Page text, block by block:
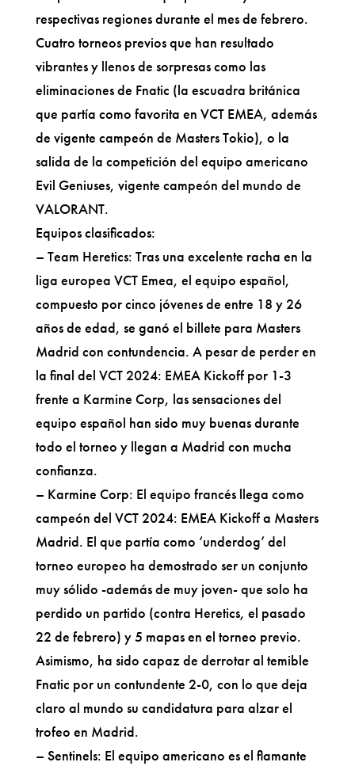
respectivas regiones durante el mes de febrero.
Cuatro torneos previos que han resultado
vibrantes y llenos de sorpresas como las
eliminaciones de Fnatic (la escuadra británica
que partía como favorita en VCT EMEA, además
de vigente campeón de Masters Tokio), o la
salida de la competición del equipo americano
Evil Geniuses, vigente campeón del mundo de
VALORANT.
Equipos clasificados:
– Team Heretics: Tras una excelente racha en la
liga europea VCT Emea, el equipo español,
compuesto por cinco jóvenes de entre 18 y 26
años de edad, se ganó el billete para Masters
Madrid con contundencia. A pesar de perder en
la final del VCT 2024: EMEA Kickoff por 1-3
frente a Karmine Corp, las sensaciones del
equipo español han sido muy buenas durante
todo el torneo y llegan a Madrid con mucha
confianza.
– Karmine Corp: El equipo francés llega como
campeón del VCT 2024: EMEA Kickoff a Masters
Madrid. El que partía como ‘underdog’ del
torneo europeo ha demostrado ser un conjunto
muy sólido -además de muy joven- que solo ha
perdido un partido (contra Heretics, el pasado
22 de febrero) y 5 mapas en el torneo previo.
Asimismo, ha sido capaz de derrotar al temible
Fnatic por un contundente 2-0, con lo que deja
claro al mundo su candidatura para alzar el
trofeo en Madrid.
– Sentinels: El equipo americano es el flamante